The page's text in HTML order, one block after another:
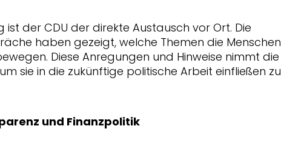
ist der CDU der direkte Austausch vor Ort. Die
haben gezeigt, welche Themen die Menschen
Diese Anregungen und Hinweise nimmt die
sie in die zukünftige politische Arbeit einfließen zu
und Finanzpolitik